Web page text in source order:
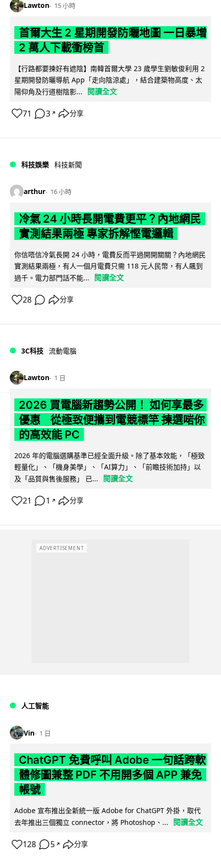
Lawton 15 小時
首爾大生 2 星期開發防曬地圖 一日暴增
2 萬人下載衝榜首
【行路都要揀好有遮陰】南韓首爾大學 23 歲學生劉敏俊利用 2
星期開發防曬導航 App「走向陰涼處」，結合建築物高度、太
陽仰角及行道樹陰影...
閱讀全文
71 3 ↗ 分享
科技娛樂 科技新聞
arthur 16 小時
冷氣 24 小時長開電費更平？內地網民
實測結果兩極 專家拆解慳電邏輯
你信唔信冷氣長開 24 小時，電費反而平過開開關關？內地網民
實測結果兩極，有人一個月電費只需 118 元人民幣，有人飆到
過千。電力部門話不能...
閱讀全文
28 分享
3C科技 流動電腦
Lawton 1 日
2026 買電腦新趨勢公開！ 如何享最多
優惠 從極致便攜到電競標竿 揀選啱你
的高效能 PC
2026 年的電腦選購基準已經全面升級。除了基本效能，「極致
輕量化」、「機身美學」、「AI算力」、「前瞻技術加持」以
及「品質與售後服務」 已...
閱讀全文
21 1 ↗ 分享
ADVERTISEMENT
人工智能
Vin 1 日
ChatGPT 免費呼叫 Adobe 一句話跨軟
體修圖兼整 PDF 不用開多個 APP 兼免
帳號
Adobe 宣布推出全新統一版 Adobe for ChatGPT 外掛，取代
去年推出三個獨立 connector，將 Photoshop、...
閱讀全文
128 5 ↗ 分享